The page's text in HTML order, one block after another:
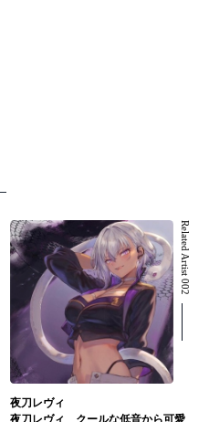
Related Artist 002
夜刀レヴィ
夜刀レヴィ クールな低音から可愛